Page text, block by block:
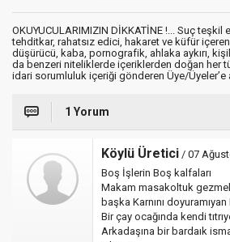
OKUYUCULARIMIZIN DİKKATİNE !... Suç teşkil
tehditkar, rahatsız edici, hakaret ve küfür
düşürücü, kaba, pornografik, ahlaka aykırı,
da benzeri niteliklerde içeriklerden doğan her
idari sorumluluk içeriği gönderen Üye/Üyeler’e
1 Yorum
Köylü Üretici / 07
Boş İşlerin Boş kalfaları
Makam masakoltuk
başka Karnını doyuramıyan
Bir çay ocağında kendi
Arkadaşına bir bardaık